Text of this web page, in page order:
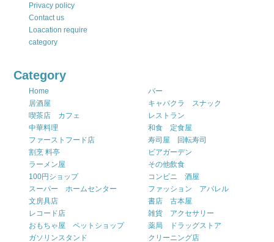
Privacy policy
Contact us
Loacation require
category
Category
Home
バー
居酒屋
キャバクラ スナック
喫茶店 カフェ
レストラン
中華料理
和食 定食屋
ファーストフード店
寿司屋 回転寿司
割烹 料亭
ビアガーデン
ラーメン屋
その他飲食
100円ショップ
コンビニ 酒屋
スーパー ホームセンター
ファッション アパレル
文房具店
書店 古本屋
レコード店
雑貨 アクセサリー
おもちゃ屋 ペットショップ
薬局 ドラッグストア
ガソリンスタンド
クリーニング店